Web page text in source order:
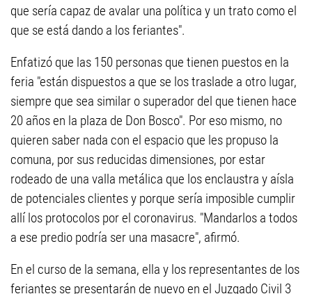
que sería capaz de avalar una política y un trato como el
que se está dando a los feriantes".
Enfatizó que las 150 personas que tienen puestos en la
feria "están dispuestos a que se los traslade a otro lugar,
siempre que sea similar o superador del que tienen hace
20 años en la plaza de Don Bosco". Por eso mismo, no
quieren saber nada con el espacio que les propuso la
comuna, por sus reducidas dimensiones, por estar
rodeado de una valla metálica que los enclaustra y aísla
de potenciales clientes y porque sería imposible cumplir
allí los protocolos por el coronavirus. "Mandarlos a todos
a ese predio podría ser una masacre", afirmó.
En el curso de la semana, ella y los representantes de los
feriantes se presentarán de nuevo en el Juzgado Civil 3